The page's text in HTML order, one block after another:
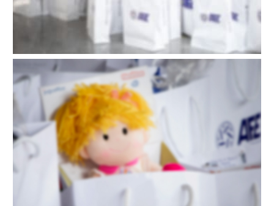
Visitas hospitales 2021